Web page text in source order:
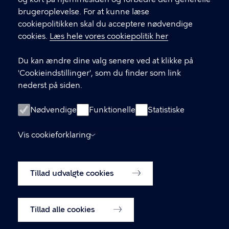
brugeroplevelse. For at kunne læse
cookiepolitikken skal du acceptere nødvendige
cookies. Læs hele vores cookiepolitik her
Du kan ændre dine valg senere ved at klikke på
'Cookieindstillinger', som du finder som link
nederst på siden.
Nødvendige Funktionelle Statistiske
Vis cookieforklaring
Tillad udvalgte cookies
Tillad alle cookies
GENVEJE
Digital Post
Databeskyttelse
Tilgængelighedserklæring
Om hjemmesiden
Cookiepolitik